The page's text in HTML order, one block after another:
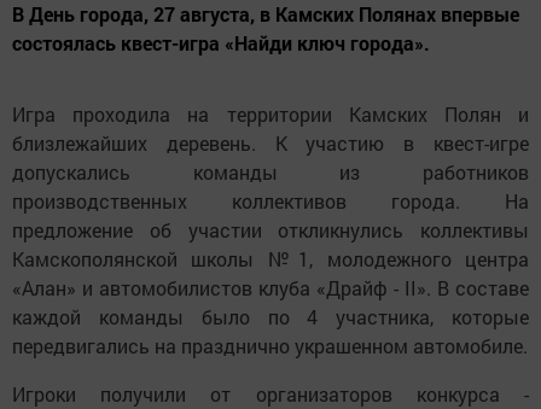
В День города, 27 августа, в Камских Полянах впервые
состоялась квест-игра «Найди ключ города».
Игра проходила на территории Камских Полян и
близлежайших деревень. К участию в квест-игре
допускались команды из работников
производственных коллективов города. На
предложение об участии откликнулись коллективы
Камскополянской школы №1, молодежного центра
«Алан» и автомобилистов клуба «Драйф - II». В составе
каждой команды было по 4 участника, которые
передвигались на празднично украшенном автомобиле.
Игроки получили от организаторов конкурса -